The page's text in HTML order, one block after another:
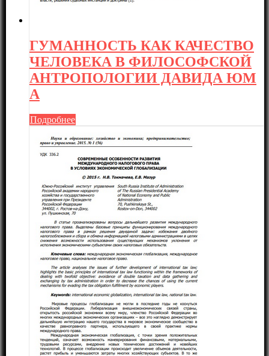
ГУМАННОСТЬ КАК КАЧЕСТВО
ЧЕЛОВЕКА В ФИЛОСОФСКОЙ
АНТРОПОЛОГИИ ДАВИДА ЮМ
А
Подробнее